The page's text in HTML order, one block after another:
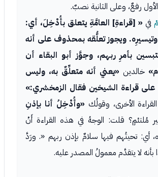
رفعٌ، وعلى الثانية نصبٌ.
في « [قراءةِ] العامَّةِ يتعلق بأُدْخِلَ، أي:
وتيسيرِه. ويجوز تعلُّقه بمحذوف على أنه
بأمرِ ربهم، وجوَّز أبو البقاء أن
خالدين «يعني أنه متعلِّقٌ به، وليس
على قراءة الشيخين فقال الزمخشري:»
الأخرى، وقولُك «وأُدْخِلُ أنا بإذنِ
مُلتئمٍ؟ قلت: الوجهُ في هذه القراءة أَنْ
أي: تحيتُهم فيها سلامٌ بإذن ربهم «. ورَدَّ
لا يتقدَّم معمولُ المصدر عليه.